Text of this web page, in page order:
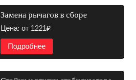
Замена рычагов в сборе
Цена: от 1221₽
Подробнее